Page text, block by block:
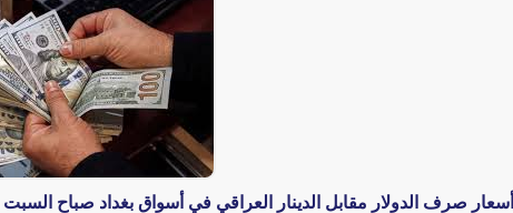
أسعار صرف الدولار مقابل الدينار العراقي في أسواق بغداد صباح السبت